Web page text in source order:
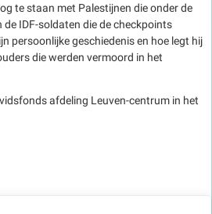
te staan met Palestijnen die onder de
de IDF-soldaten die de checkpoints
persoonlijke geschiedenis en hoe legt hij
die werden vermoord in het
afdeling Leuven-centrum in het